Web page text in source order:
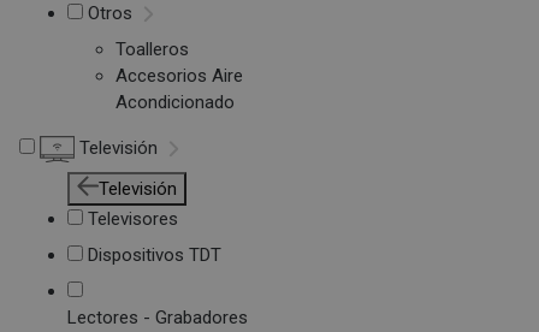
Otros
Toalleros
Accesorios Aire
Acondicionado
Televisión
Televisión
Televisores
Dispositivos TDT
Lectores - Grabadores